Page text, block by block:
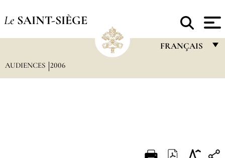
Le SAINT-SIÈGE
FRANÇAIS
AUDIENCES 2006